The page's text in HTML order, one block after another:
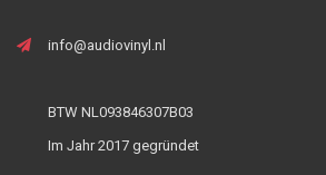
info@audiovinyl.nl
BTW NL093846307B03
Im Jahr 2017 gegründet